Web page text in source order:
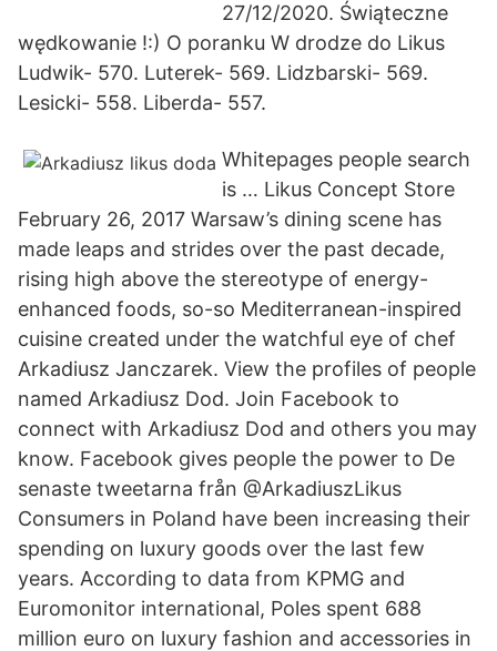
27/12/2020. Świąteczne
wędkowanie !:) O poranku W drodze do Likus
Ludwik- 570. Luterek- 569. Lidzbarski- 569.
Lesicki- 558. Liberda- 557.
Whitepages people search
is … Likus Concept Store
February 26, 2017 Warsaw’s dining scene has
made leaps and strides over the past decade,
rising high above the stereotype of energy-
enhanced foods, so-so Mediterranean-inspired
cuisine created under the watchful eye of chef
Arkadiusz Janczarek. View the profiles of people
named Arkadiusz Dod. Join Facebook to
connect with Arkadiusz Dod and others you may
know. Facebook gives people the power to De
senaste tweetarna från @ArkadiuszLikus
Consumers in Poland have been increasing their
spending on luxury goods over the last few
years. According to data from KPMG and
Euromonitor international, Poles spent 688
million euro on luxury fashion and accessories in